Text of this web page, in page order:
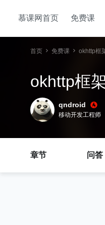
慕课网首页 免费课
首页 免费课 okhttp框
okhttp框
qndroid
移动开发工程师
章节 问答